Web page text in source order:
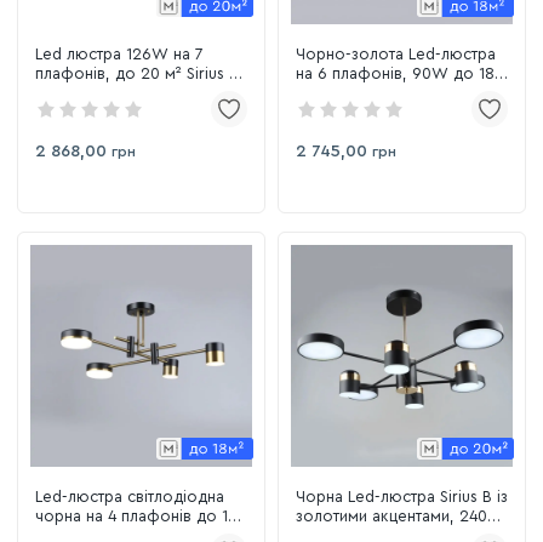
Led люстра 126W на 7
плафонів, до 20 м² Sirius B
2 868,00 грн
Чорно-золота Led-люстра
на 6 плафонів, 90W до 18
BK+COP
2 745,00 грн
Led-люстра світлодіодна
чорна на 4 плафонів до 15
Чорна Led-люстра Sirius B із
золотими акцентами, 240W,